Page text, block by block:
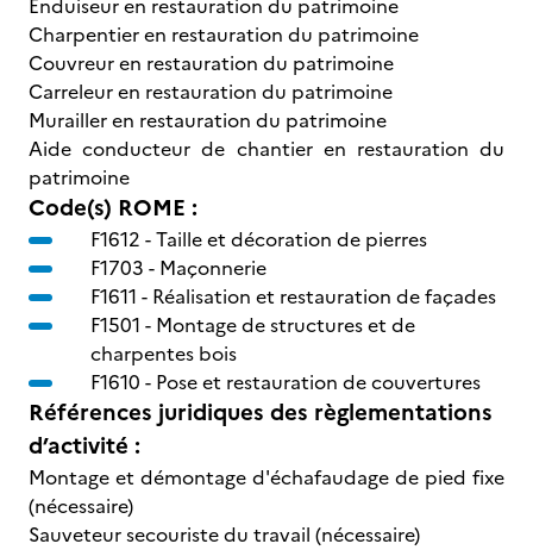
Enduiseur en restauration du patrimoine
Charpentier en restauration du patrimoine
Couvreur en restauration du patrimoine
Carreleur en restauration du patrimoine
Murailler en restauration du patrimoine
Aide conducteur de chantier en restauration du
patrimoine
Code(s) ROME :
F1612 -Taille et décoration de pierres
F1703 - Maçonnerie
F1611 - Réalisation et restauration de façades
F1501 - Montage de structures et de
charpentes bois
F1610 - Pose et restauration de couvertures
Références juridiques des règlementations
d’activité :
Montage et démontage d'échafaudage de pied fixe
(nécessaire)
Sauveteur secouriste du travail (nécessaire)